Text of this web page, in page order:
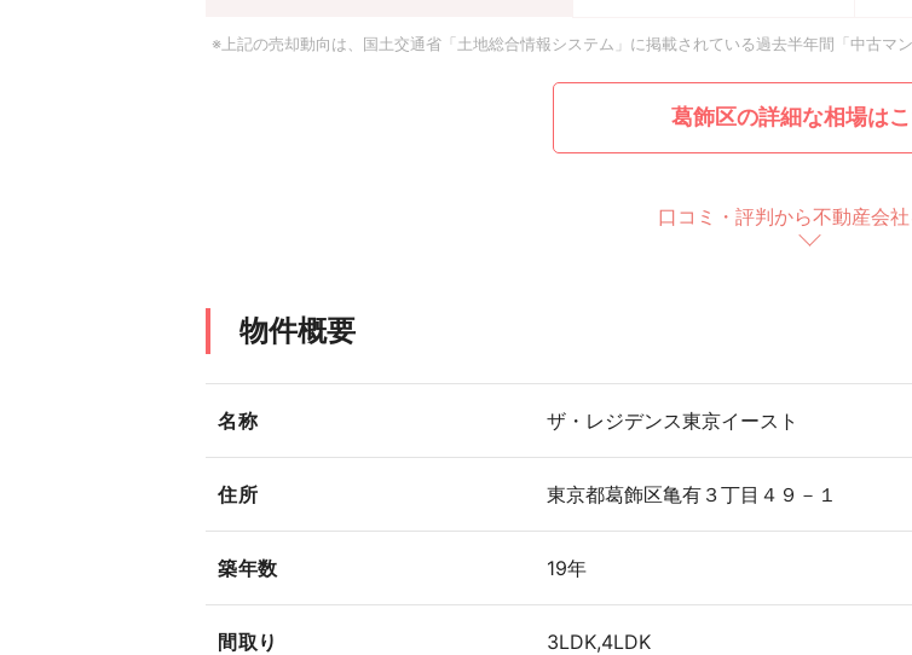
※上記の売却動向は、国土交通省「土地総合情報システム」に掲載されている過去半年間「中古マ
葛飾区の詳細な相場は
口コミ・評判から不動産会
物件概要
名称 ザ・レジデンス東京イースト
住所 東京都葛飾区亀有３丁目４９－１
築年数 19年
間取り 3LDK,4LDK